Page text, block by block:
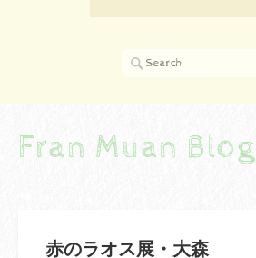
Fran Muan Blog
赤のラオス展・大森